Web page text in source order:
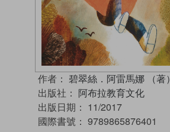
作者： 碧翠絲．阿雷馬娜 （著）
出版社： 阿布拉教育文化
出版日期： 11/2017
國際書號： 9789865876401